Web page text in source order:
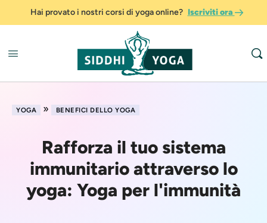
Hai provato i nostri corsi di yoga online? Iscriviti ora
YOGA » BENEFICI DELLO YOGA
Rafforza il tuo sistema
immunitario attraverso lo
yoga: Yoga per l'immunità